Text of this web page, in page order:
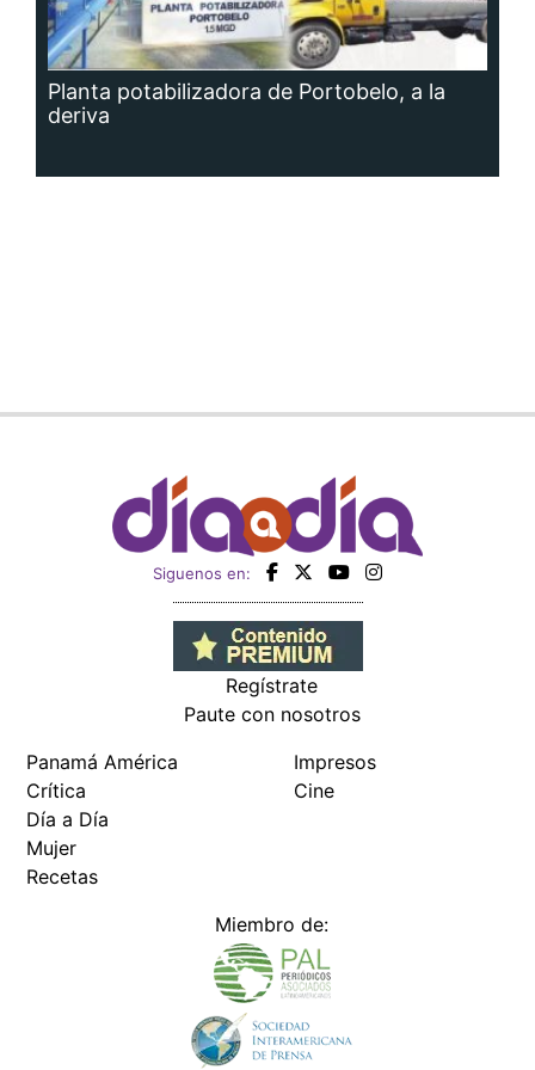
Planta potabilizadora de Portobelo, a la
deriva
Siguenos en:
Regístrate
Paute con nosotros
Panamá América
Crítica
Día a Día
Mujer
Recetas
Impresos
Cine
Miembro de: